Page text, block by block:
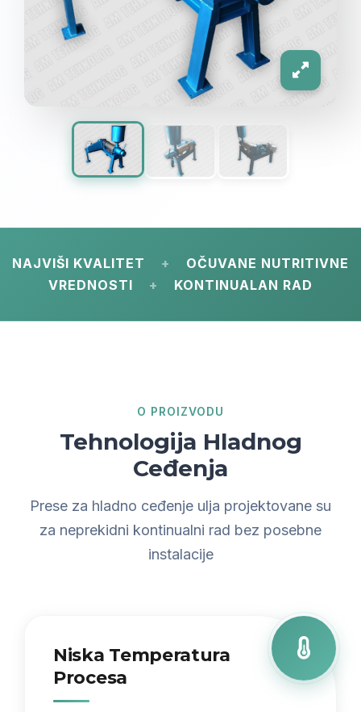
NAJVIŠI KVALITET +
OČUVANE NUTRITIVNE
VREDNOSTI
+ KONTINUALAN RAD
O PROIZVODU
Tehnologija Hladnog
Ceđenja
Prese za hladno ceđenje ulja projektovane su
za neprekidni kontinualni rad bez posebne
instalacije
Niska Temperatura
Procesa